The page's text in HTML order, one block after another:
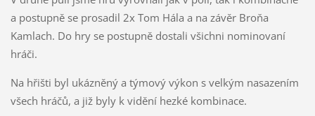
a postupně se prosadil 2x Tom Hála a na závěr Broňa
Kamlach. Do hry se postupně dostali všichni nominovaní
hráči.
Na hřišti byl ukázněný a týmový výkon s velkým nasazením
všech hráčů, a již byly k vidění hezké kombinace.